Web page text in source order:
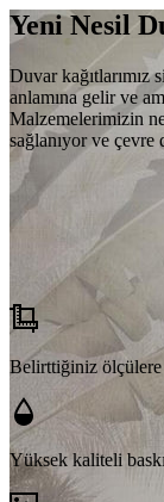
Yeni Nesil
Duvar kağıtlarımız
anlamına gelir ve
Malzemelerimizin
sağlanıyor ve çevre
Belirttiğiniz ölçülere
Yüksek kaliteli